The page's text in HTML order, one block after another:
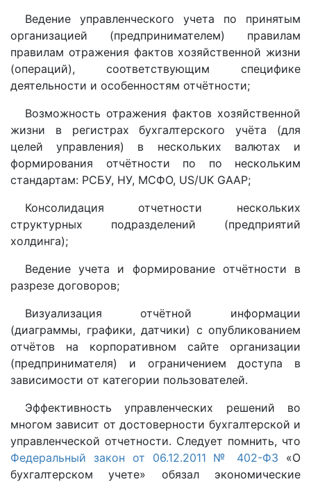
Ведение управленческого учета по принятым
организацией (предпринимателем) правилам
правилам отражения фактов хозяйственной жизни
(операций), соответствующим специфике
деятельности и особенностям отчётности;
Возможность отражения фактов хозяйственной
жизни в регистрах бухгалтерского учёта (для
целей управления) в нескольких валютах и
формирования отчётности по по нескольким
стандартам: РСБУ, НУ, МСФО, US/UK GAAP;
Консолидация отчетности нескольких
структурных подразделений (предприятий
холдинга);
Ведение учета и формирование отчётности в
разрезе договоров;
Визуализация отчётной информации
(диаграммы, графики, датчики) с опубликованием
отчётов на корпоративном сайте организации
(предпринимателя) и ограничением доступа в
зависимости от категории пользователей.
Эффективность управленческих решений во
многом зависит от достоверности бухгалтерской и
управленческой отчетности. Следует помнить, что
Федеральный закон от 06.12.2011 № 402-ФЗ «О
бухгалтерском учете» обязал экономические